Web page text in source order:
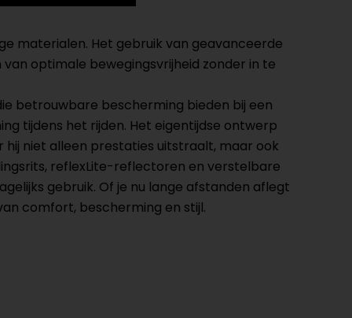
materialen. Het gebruik van geavanceerde
optimale bewegingsvrijheid zonder in te
betrouwbare bescherming bieden bij een
tijdens het rijden. Het eigentijdse ontwerp
niet alleen prestaties uitstraalt, maar ook
reflexLite-reflectoren en verstelbare
gebruik. Of je nu lange afstanden aflegt
comfort, bescherming en stijl.